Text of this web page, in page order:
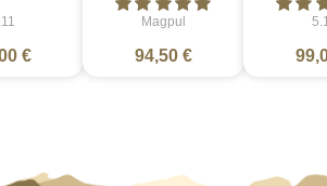
€
Magpul
94,50 €